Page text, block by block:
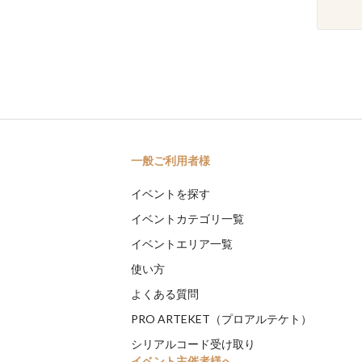
一般ご利用者様
イベントを探す
イベントカテゴリ一覧
イベントエリア一覧
使い方
よくある質問
PRO ARTEKET（プロアルテケト）
シリアルコード受け取り